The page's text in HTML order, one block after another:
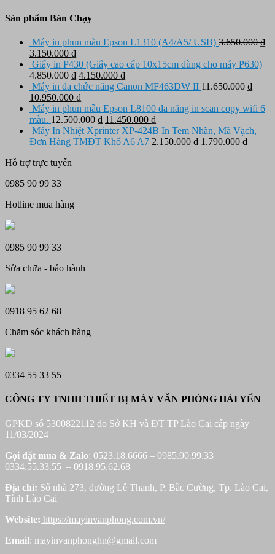
Sản phẩm Bán Chạy
Máy in phun màu Epson L1310 (A4/A5/ USB) 3.650.000₫
Giá
gốc
là:
3.650.000 ₫.
3.150.000 ₫Giá
hiện
tại
là:
3.150.000 ₫.
Giấy in P430 (Giấy cao cấp 10x15cm dùng cho máy P630)
4.850.000₫ Giá
gốc
là:
4.850.000 ₫.
4.150.000 ₫Giá
hiện
là:
4.150.000 ₫.
Máy in đa chức năng Canon MF463DW II 11.650.000₫
Giá
gốc
là:
11.650.000 ₫.
10.950.000 ₫Giá
hiện
tại
là:
10.950.000 ₫.
Máy in phun mầu Epson L8100 đa năng in scan copy wifi 6
màu. 12.500.000₫ Giá
gốc
là:
11.450.000 ₫Giá
hiện
tại
Máy In Nhiệt Xprinter XP-424B In Tem Nhãn, Mã Vạch,
Đơn Hàng TMĐT Khổ A6 A7 2.150.000₫ Giá
1.790.000 ₫Giá
Hỗ trợ trực tuyến
0985 90 99 33
Hotline mua hàng
0985 90 99 33
Sửa chữa - bảo hành
0918 95 62 68
Chăm sóc khách hàng
0334 55 33 55
CÔNG TY TNHH THIẾT BỊ MÁY VĂN PHÒNG HẢI YẾN
GPKD số 5300822112 do Sở KH và ĐT TP Lào Cai cấp ngày
11/03/2024
Gọi đặt mua & Zalo: 0523.18.6666 – 0985.90.99.33
0334.55.33.55 – 0918.95.62.68
Địa chỉ: Số nhà 273, đường Lê Thanh, P. Bắc Cường, Tp. Lào Cai,
Tỉnh Lào Cai
Website: https://mayinvanphong.com.vn/
Email: mayinvanphonghn@gmail.com